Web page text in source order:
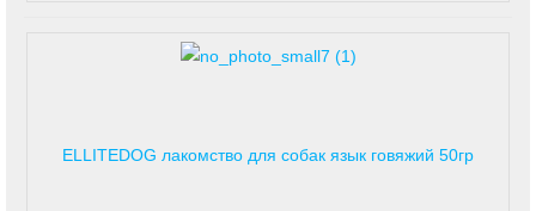
ELLITEDOG лакомство для собак язык говяжий 50гр